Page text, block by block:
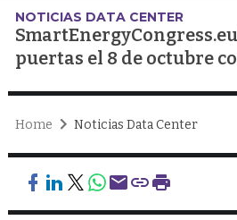
NOTICIAS DATA CENTER
puertas el 8 de octubre
Home Noticias Data Center